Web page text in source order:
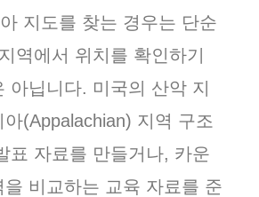
지도를 찾는 경우는 단순
역에서 위치를 확인하기
아닙니다. 미국의 산악 지
(Appalachian) 지역 구조
표 자료를 만들거나, 카운
을 비교하는 교육 자료를 준